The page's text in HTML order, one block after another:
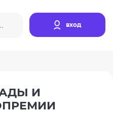
вход
И